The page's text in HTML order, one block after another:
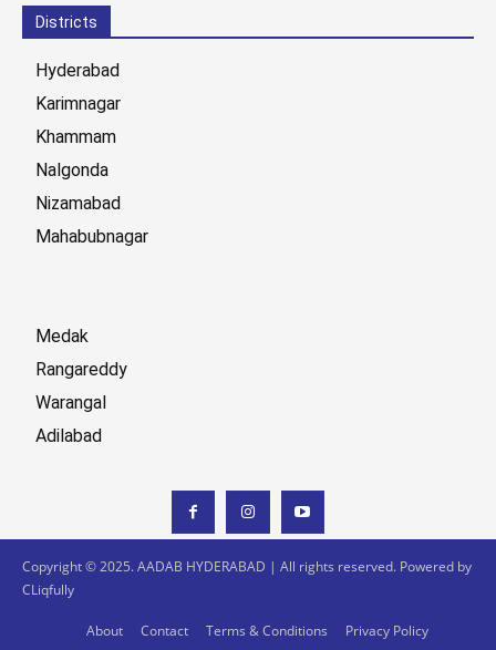
Districts
Hyderabad
Karimnagar
Khammam
Nalgonda
Nizamabad
Mahabubnagar
Medak
Rangareddy
Warangal
Adilabad
Copyright © 2025. AADAB HYDERABAD | All rights reserved. Powered by
CLiqfully
About Contact Terms & Conditions Privacy Policy